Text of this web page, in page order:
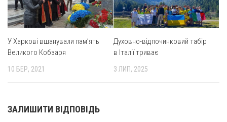
Харківщина
Полтавщина
Сумщина
Оголошення
У Харкові вшанували пам’ять
Великого Кобзаря
10 БЕР, 2021
Духовно-відпочинковий табір
в Італії триває
3 ЛИП, 2025
ЗАЛИШИТИ ВІДПОВІДЬ